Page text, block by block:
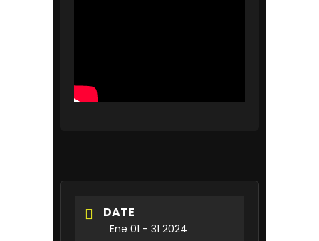
DATE
Ene 01 - 31 2024